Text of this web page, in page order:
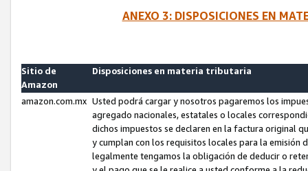
ANEXO 3: DISPOSICIONES EN
Sitio de
Amazon
Disposiciones en materia tributaria
amazon.com.mx Usted podrá cargar y nosotros pagaremos los
agregado nacionales, estatales o locales
dichos impuestos se declaren en la factura original
y cumplan con los requisitos locales para la emisión
legalmente tengamos la obligación de deducir o